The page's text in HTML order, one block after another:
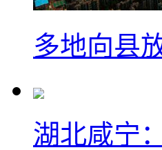
多地向县
湖北咸宁